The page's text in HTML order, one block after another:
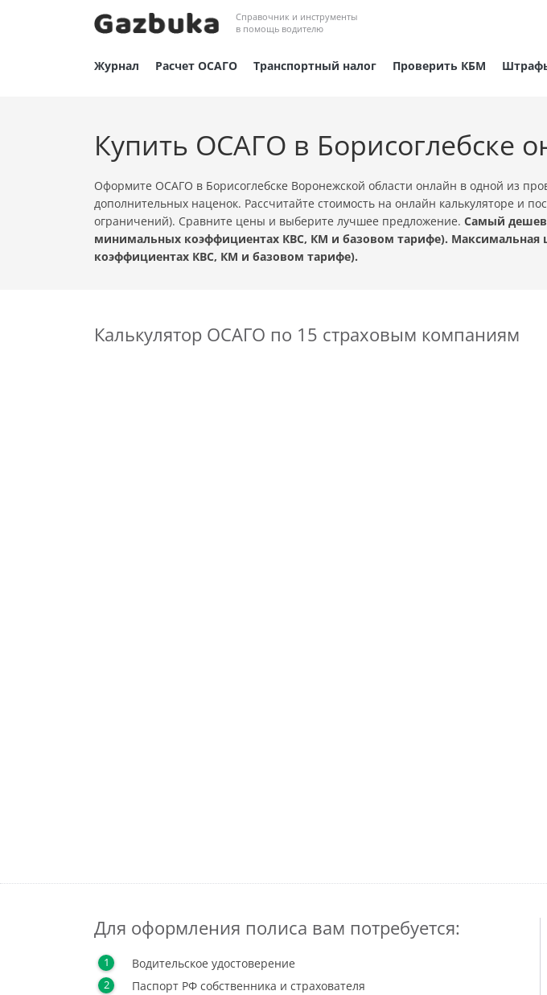
Справочник и инструменты
в помощь водителю
Журнал Расчет ОСАГО Транспортный налог Проверить КБМ
Купить ОСАГО в Борисоглебске
Оформите ОСАГО в Борисоглебске Воронежской области онлайн в одной из
дополнительных наценок. Рассчитайте стоимость на онлайн калькуляторе и
ограничений). Сравните цены и выберите лучшее предложение. Самый
минимальных коэффициентах КВС, КМ и базовом тарифе). Максимальная
коэффициентах КВС, КМ и базовом тарифе).
Калькулятор ОСАГО по 15 страховым компаниям
Для оформления полиса вам потребуется:
Водительское удостоверение
Паспорт РФ собственника и страхователя